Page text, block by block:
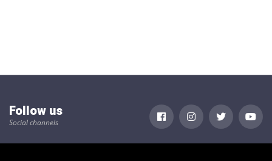
Follow us
Social channels